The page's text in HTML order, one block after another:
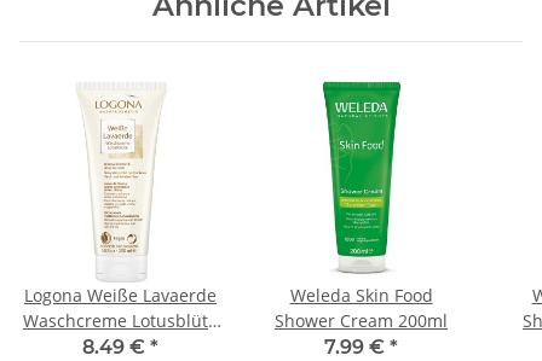
Logona Weiße Lavaerde
Waschcreme Lotusblüte
200ml
8.49 € *
Weleda Skin Food
Shower Cream 200ml
7.99 € *